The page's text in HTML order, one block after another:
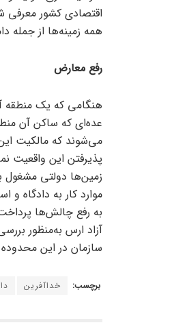
اقتصادی کشور معرفی
همه زمینه‌ها از جمله
رفع معارض
هنگامی که یک منطقه
عده‌ای که ساکن آن
می‌شوند که مالکیت این
پذیرفتن این واقعیت
زمین‌ها دولتی مشغول
موارد کار به دادگاه
به رفع چالش‌ها
آزاد ارس به‌منظور
سازمان در این
برچسب: خداآفرین